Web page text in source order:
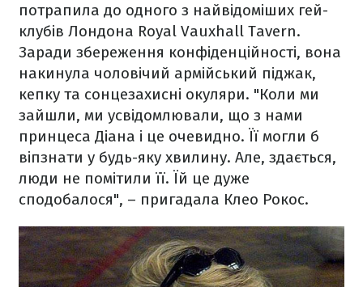
потрапила до одного з найвідоміших гей-
клубів Лондона Royal Vauxhall Tavern.
Заради збереження конфіденційності, вона
накинула чоловічий армійський піджак,
кепку та сонцезахисні окуляри. "Коли ми
зайшли, ми усвідомлювали, що з нами
принцеса Діана і це очевидно. Її могли б
віпзнати у будь-яку хвилину. Але, здається,
люди не помітили її. Їй це дуже
сподобалося", – пригадала Клео Рокос.